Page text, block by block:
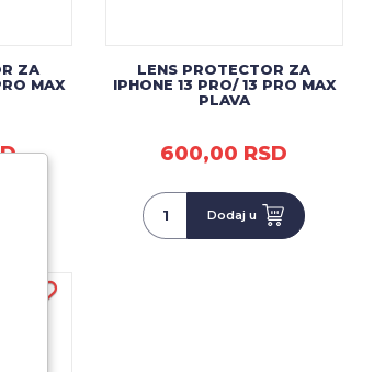
ZA
MAX
LENS PROTECTOR ZA
IPHONE 13 PRO/ 13 PRO MAX
PLAVA
600,00 RSD
Dodaj u